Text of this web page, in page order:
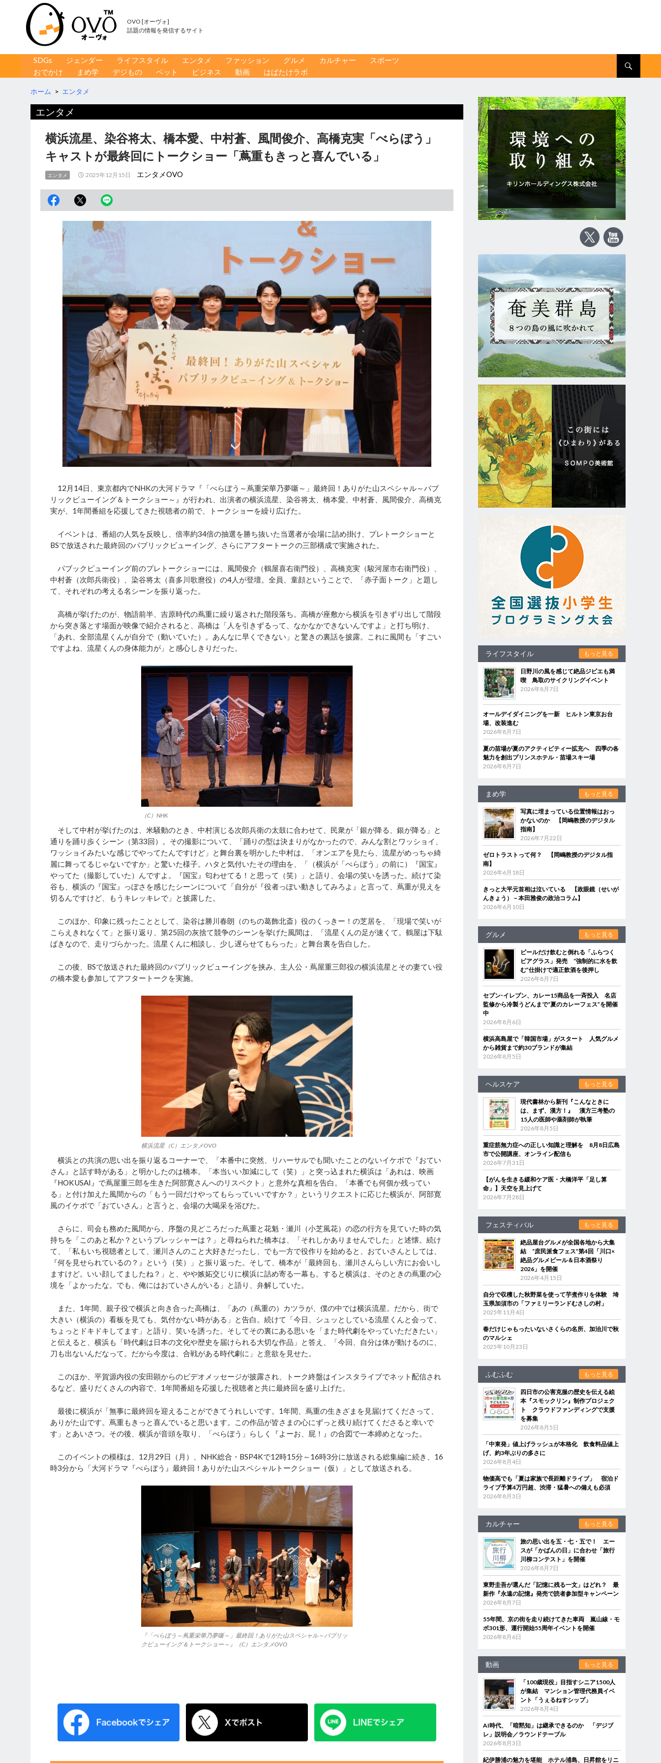
OVO [オーヴォ]
話題の情報を発信するサイト
コンテンツへ移動
SDGs ジェンダー ライフスタイル エンタメ ファッション グルメ カルチャー
スポーツ
おでかけ
まめ学 デジもの ペット ビジネス 動画 はばたけラボ
ホーム > エンタメ
エンタメ
横浜流星、染谷将太、橋本愛、中村蒼、風間俊介、高橋克実「べらぼう」
キャストが最終回にトークショー「蔦重もきっと喜んでいる」
エンタメ 2025年12月15日 エンタメOVO
12月14日、東京都内でNHKの大河ドラマ『「べらぼう～蔦重栄華乃夢噺～」最終回！ありがた山スペシャル～パブ
リックビューイング＆トークショー～』が行われ、出演者の横浜流星、染谷将太、橋本愛、中村蒼、風間俊介、高橋克
実が、1年間番組を応援してきた視聴者の前で、トークショーを繰り広げた。
イベントは、番組の人気を反映し、倍率約34倍の抽選を勝ち抜いた当選者が会場に詰め掛け、プレトークショーと
BSで放送された最終回のパブリックビューイング、さらにアフタートークの三部構成で実施された。
パブックビューイング前のプレトークショーには、風間俊介（鶴屋喜右衛門役）、高橋克実（駿河屋市右衛門役）、
中村蒼（次郎兵衛役）、染谷将太（喜多川歌麿役）の4人が登壇。全員、童顔ということで、「赤子面トーク」と題し
て、それぞれの考える名シーンを振り返った。
高橋が挙げたのが、物語前半、吉原時代の蔦重に繰り返された階段落ち。高橋が座敷から横浜を引きずり出して階段
から突き落とす場面が映像で紹介されると、高橋は「人を引きずるって、なかなかできないんですよ」と打ち明け、
「あれ、全部流星くんが自分で（動いていた）。あんなに早くできない」と驚きの裏話を披露。これに風間も「すごい
ですよね、流星くんの身体能力が」と感心しきりだった。
（C）NHK
そして中村が挙げたのは、米騒動のとき、中村演じる次郎兵衛の太鼓に合わせて、民衆が「銀が降る、銀が降る」と
通りを踊り歩くシーン（第33回）。その撮影について、「踊りの型は決まりがなかったので、みんな割とワッショイ、
ワッショイみたいな感じでやってたんですけど」と舞台裏を明かした中村は、「オンエアを見たら、流星がめっちゃ綺
麗に舞ってるじゃないですか」と驚いた様子。ハタと気付いたその理由を、「（横浜が「べらぼう」の前に）『国宝』
やってた（撮影していた）んですよ。『国宝』匂わせてる！と思って（笑）」と語り、会場の笑いを誘った。続けて染
谷も、横浜の『国宝』っぽさを感じたシーンについて「自分が『役者っぽい動きしてみろよ』と言って、蔦重が見えを
切るんですけど、もうキレッキレで」と披露した。
このほか、印象に残ったこととして、染谷は勝川春朗（のちの葛飾北斎）役のくっきー！の芝居を、「現場で笑いが
こらえきれなくて」と振り返り、第25回の灰捨て競争のシーンを挙げた風間は、「流星くんの足が速くて。鶴屋は下駄
ばきなので、走りづらかった。流星くんに相談し、少し遅らせてもらった」と舞台裏を告白した。
この後、BSで放送された最終回のパブリックビューイングを挟み、主人公・蔦屋重三郎役の横浜流星とその妻てい役
の橋本愛も参加してアフタートークを実施。
横浜流星（C）エンタメOVO
横浜との共演の思い出を振り返るコーナーで、「本番中に突然、リハーサルでも聞いたことのないイケボで『おてい
さん』と話す時がある」と明かしたのは橋本。「本当いい加減にして（笑）」と突っ込まれた横浜は「あれは、映画
『HOKUSAI』で蔦屋重三郎を生きた阿部寛さんへのリスペクト」と意外な真相を告白。「本番でも何個か残ってい
る」と付け加えた風間からの「もう一回だけやってもらっていいですか？」というリクエストに応じた横浜が、阿部寛
風のイケボで「おていさん」と言うと、会場の大喝采を浴びた。
さらに、司会も務めた風間から、序盤の見どころだった蔦重と花魁・瀬川（小芝風花）の恋の行方を見ていた時の気
持ちを「このあと私か？というプレッシャーは？」と尋ねられた橋本は、「それしかありませんでした」と述懐。続け
て、「私もいち視聴者として、瀬川さんのこと大好きだったし、でも一方で役作りを始めると、おていさんとしては、
『何を見せられているの？』という（笑）」と振り返った。そして、橋本が「最終回も、瀬川さんらしい方にお会いし
ますけど。いい顔してましたね？」と、やや嫉妬交じりに横浜に詰め寄る一幕も。すると横浜は、そのときの蔦重の心
境を「よかったな。でも、俺にはおていさんがいる」と語り、弁解していた。
また、1年間、親子役で横浜と向き合った高橋は、「あの（蔦重の）カツラが、僕の中では横浜流星。だから、街で
大きい（横浜の）看板を見ても、気付かない時がある」と告白。続けて「今日、シュッとしている流星くんと会って、
ちょっとドキドキしてます」と語り、笑いを誘った。そしてその裏にある思いを「また時代劇をやっていただきたい」
と伝えると、横浜も「時代劇は日本の文化や歴史を届けられる大切な作品」と答え、「今回、自分は体が動けるのに、
刀も出ないんだなって。だから今度は、合戦がある時代劇に」と意欲を見せた。
このほか、平賀源内役の安田顕からのビデオメッセージが披露され、トーク終盤はインスタライブでネット配信され
るなど、盛りだくさんの内容で、1年間番組を応援した視聴者と共に最終回を盛り上げた。
最後に横浜が「無事に最終回を迎えることができてうれしいです。1年間、蔦重の生きざまを見届けてくださって、
ありがた山です。蔦重もきっと喜んでいると思います。この作品が皆さまの心にずっと残り続けてくださると幸いで
す」とあいさつ。その後、横浜が音頭を取り、「べらぼう」らしく『よーお、屁！』の合図で一本締めとなった。
このイベントの模様は、12月29日（月）、NHK総合・BSP4Kで12時15分～16時3分に放送される総集編に続き、16
時3分から「大河ドラマ『べらぼう』最終回！ありがた山スペシャルトークショー（仮）」として放送される。
『「べらぼう～蔦重栄華乃夢噺～」最終回！ありがた山スペシャル～パブリッ
クビューイング＆トークショー～』（C）エンタメOVO
ライフスタイル もっと見る
日野川の風を感じて絶品ジビエも満
喫 鳥取のサイクリングイベント
2026年8月7日
オールデイダイニングを一新 ヒルトン東京お台
場、改装進む
2026年8月7日
夏の苗場が夏のアクティビティー拡充へ 四季の各
魅力を創出プリンスホテル・苗場スキー場
2026年8月7日
まめ学 もっと見る
写真に埋まっている位置情報はおっ
かないのか 【岡嶋教授のデジタル
指南】
2026年7月22日
ゼロトラストって何？ 【岡嶋教授のデジタル指
南】
2026年6月18日
きっと大平元首相は泣いている 【政眼鏡（せいが
んきょう）－本田雅俊の政治コラム】
2026年6月10日
グルメ もっと見る
ビールだけ飲むと倒れる「ふらつく
ビアグラス」発売 “強制的に水を飲
む”仕掛けで適正飲酒を後押し
2026年8月7日
セブン‐イレブン、カレー15商品を一斉投入 名店
監修から冷製うどんまで“夏のカレーフェス”を開催
中
2026年8月6日
横浜高島屋で「韓国市場」がスタート 人気グルメ
から雑貨まで約30ブランドが集結
2026年8月5日
ヘルスケア もっと見る
現代書林から新刊『こんなときに
は、まず、漢方！』 漢方三考塾の
15人の医師や薬剤師が執筆
2026年8月5日
重症筋無力症への正しい知識と理解を 8月8日広島
市で公開講座、オンライン配信も
2026年7月31日
【がんを生きる緩和ケア医・大橋洋平「足し算
命」】天空を見上げて
2026年7月28日
フェスティバル もっと見る
絶品屋台グルメが全国各地から大集
結 “庶民派食フェス”第4回「川口×
絶品グルメビール＆日本酒祭り
2026」を開催
2026年4月15日
自分で収穫した秋野菜を使って芋煮作りを体験 埼
玉県加須市の「ファミリーランドむさしの村」
2025年11月4日
春だけじゃもったいないさくらの名所、加治川で秋
のマルシェ
2025年10月23日
ふむふむ もっと見る
四日市の公害克服の歴史を伝える絵
本『スモックリン』制作プロジェク
ト クラウドファンディングで支援
を募集
2026年8月5日
「中東発」値上げラッシュが本格化 飲食料品値上
げ、約3年ぶりの多さに
2026年8月4日
物価高でも「夏は家族で長距離ドライブ」 宿泊ド
ライブ予算4万円超、渋滞・猛暑への備えも必須
2026年8月3日
カルチャー もっと見る
旅の思い出を五・七・五で！ エー
スが「かばんの日」に合わせ「旅行
川柳コンテスト」を開催
2026年8月7日
東野圭吾が選んだ「記憶に残る一文」はどれ？ 最
新作『永遠の記憶』発売で読者参加型キャンペーン
2026年8月7日
55年間、京の街を走り続けてきた車両 嵐山線・モ
ボ301形、運行開始55周年イベントを開催
2026年8月6日
動画 もっと見る
「100歳現役」目指すシニア1500人
が集結 マンション管理代務員イベ
ント「うぇるねすシップ」
2026年8月4日
AI時代、「暗黙知」は継承できるのか 「デジブ
レ」説明会／ラウンドテーブル
2026年8月3日
紀伊勝浦の魅力を堪能 ホテル浦島、日昇館をリニ